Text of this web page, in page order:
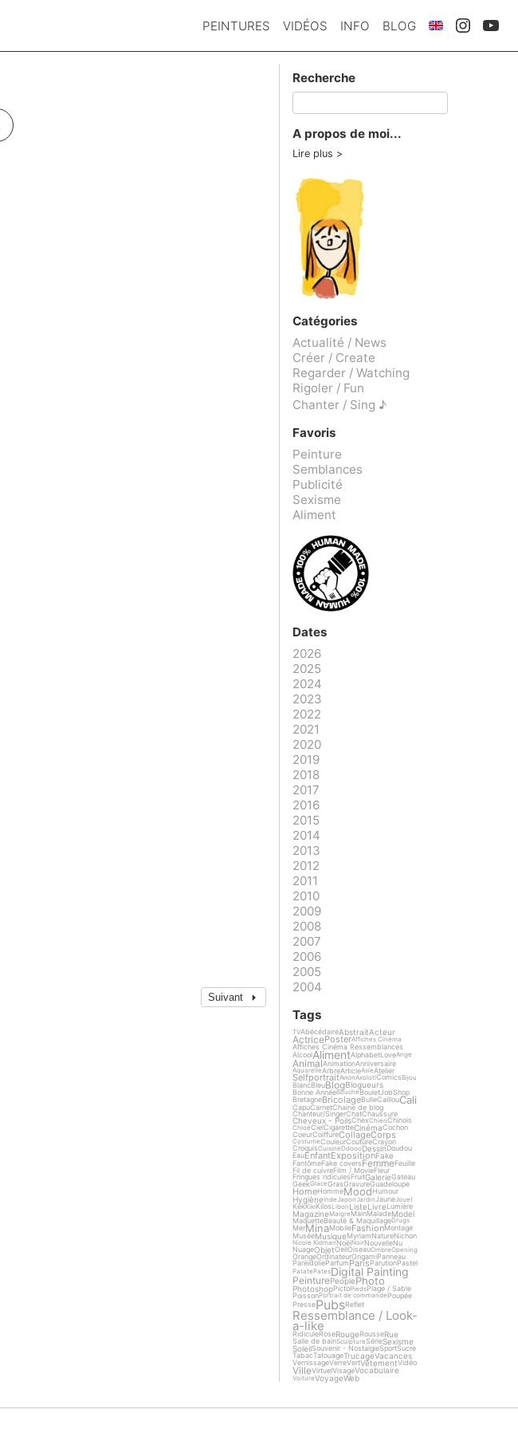
PEINTURES VIDÉOS INFO BLOG
Suivant
Recherche
A propos de moi...
Lire plus
Catégories
Actualité / News
Créer / Create
Regarder / Watching
Rigoler / Fun
Chanter / Sing ♪
Favoris
Peinture
Semblances
Publicité
Sexisme
Aliment
Dates
2026
2025
2024
2023
2022
2021
2020
2019
2018
2017
2016
2015
2014
2013
2012
2011
2010
2009
2008
2007
2006
2005
2004
Tags
TVAbécédaireAbstraitActeur
ActricePosterAffiches Cinéma
Affiches Cinéma Ressemblances
AlcoolAlimentAlphabetLoveAnge
AnimalAnimationAnniversaire
AquarelleArbreArticleAsieAtelier
SelfportraitAvionAxolotlComicsBijou
BlancBleuBlogBlogueurs
Bonne AnnéeBoucheBouletJobShop
BretagneBricolageBulleCaillouCali
CapuCarnetChaine de blog
Chanteur/SingerChatChaussure
Cheveux - PoilsChexChienChinois
ChloéCielCigaretteCinémaCochon
CoeurCoiffureCollageCorps
CostumeCouleurCoutureCrayon
CroquisCuisineDdoooDessinDoudou
EauEnfantExpositionFake
FantômeFake coversFemmeFeuille
Fil de cuivreFilm / MovieFleur
Fringues ridiculesFruitGalerieGateau
GeekGlaceGrasGravureGuadeloupe
HomeHommeMoodHumour
HygièneInde Japon JardinJaune Jouet
KekKikiKilosLibon ListeLivreLumière
MagazineMaigre MainMaladeModel
MaquetteBeauté & MaquillageDrugs
MerMinaMobileFashionMontage
MuséeMusiqueMyriamNatureNichon
Nicole KidmanNoëlNoirNouvelleNu
NuageObjetOeilOiseauOmbreOpening
OrangeOrdinateurOrigamiPanneau
ParéidolieParfumParisParutionPastel
PatatePatesDigital Painting
PeinturePeoplePhoto
PhotoshopPictoPiedsPlage / Sable
PoissonPortrait de commande Poupée
PressePubsReflet
Ressemblance / Look-
a-like
RidiculeRoseRougeRousseRue
Salle de bainSculptureSérieSexisme
SoleilSouvenir - NostalgieSportSucre
TabacTatouageTrucageVacances
VernissageVerreVertVêtementVidéo
VilleVirtuelVisageVocabulaire
VoitureVoyageWeb